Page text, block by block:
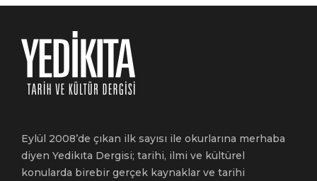
Eylül 2008’de çıkan ilk sayısı ile okurlarına merhaba
diyen Yedikıta Dergisi; tarihi, ilmi ve kültürel
konularda birebir gerçek kaynaklar ve tarihi